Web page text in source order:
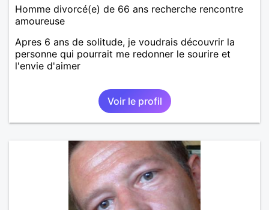
Homme divorcé(e) de 66 ans recherche rencontre
amoureuse
Apres 6 ans de solitude, je voudrais découvrir la
personne qui pourrait me redonner le sourire et
l'envie d'aimer
Voir le profil